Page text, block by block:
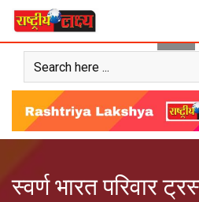
Skip
content
स्वर्ण भारत परिवार